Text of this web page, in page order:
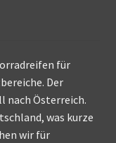
für
Der
nach Österreich.
was kurze
wir für